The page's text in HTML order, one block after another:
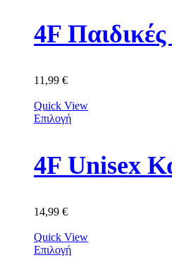
4F
11,99 €
Quick View
Επιλογή
4F Unisex
14,99 €
Quick View
Επιλογή